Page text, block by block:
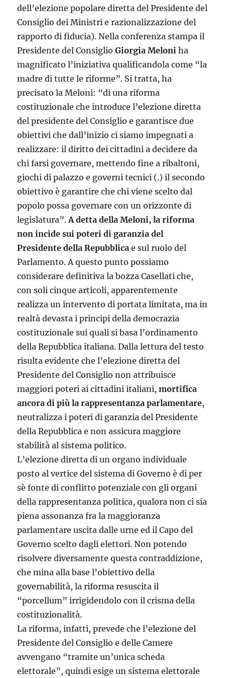
dell’elezione popolare diretta del Presidente del
Consiglio dei Ministri e razionalizzazione del
rapporto di fiducia). Nella conferenza stampa il
Presidente del ConsiglioGiorgia Meloni ha
magnificato l’iniziativa qualificandola come “la
madre di tutte le riforme”. Si tratta, ha
precisato la Meloni: “di una riforma
costituzionale che introduce l’elezione diretta
del presidente del Consiglio e garantisce due
obiettivi che dall’inizio ci siamo impegnati a
realizzare: il diritto dei cittadini a decidere da
chi farsi governare, mettendo fine a ribaltoni,
giochi di palazzo e governi tecnici (.) il secondo
obiettivo è garantire che chi viene scelto dal
popolo possa governare con un orizzonte di
legislatura”.A detta della Meloni, la riforma
non incide sui poteri di garanzia del
Presidente della Repubblica e sul ruolo del
Parlamento. A questo punto possiamo
considerare definitiva la bozza Casellati che,
con soli cinque articoli, apparentemente
realizza un intervento di portata limitata, ma in
realtà devasta i principi della democrazia
costituzionale sui quali si basa l’ordinamento
della Repubblica italiana. Dalla lettura del testo
risulta evidente che l’elezione diretta del
Presidente del Consiglio non attribuisce
maggiori poteri ai cittadini italiani,mortifica
ancora di più la rappresentanza parlamentare,
neutralizza i poteri di garanzia del Presidente
della Repubblica e non assicura maggiore
stabilità al sistema politico.
L’elezione diretta di un organo individuale
posto al vertice del sistema di Governo è di per
sè fonte di conflitto potenziale con gli organi
della rappresentanza politica, qualora non ci sia
piena assonanza fra la maggioranza
parlamentare uscita dalle urne ed il Capo del
Governo scelto dagli elettori. Non potendo
risolvere diversamente questa contraddizione,
che mina alla base l’obiettivo della
governabilità, la riforma resuscita il
“porcellum” irrigidendolo con il crisma della
costituzionalità.
La riforma, infatti, prevede che l’elezione del
Presidente del Consiglio e delle Camere
avvengano “tramite un’unica scheda
elettorale”, quindi esige un sistema elettorale